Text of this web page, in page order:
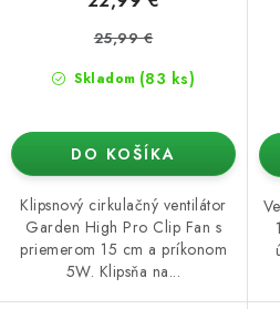
Skladom (83 ks)
25,99 €
DO KOŠÍKA
Klipsnový cirkulačný ventilátor
Garden High Pro Clip Fan s
priemerom 15 cm a príkonom
5W. Klipsňa na...